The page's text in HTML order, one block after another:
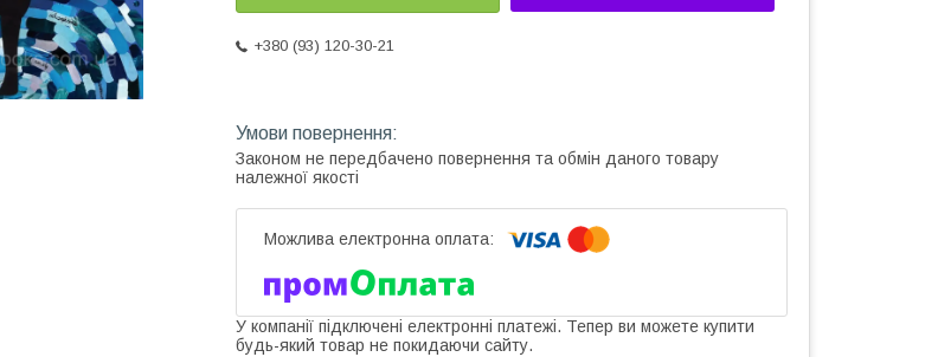
+380 (93) 120-30-21
Законом не передбачено повернення та обмін даного товару
належної якості
У компанії підключені електронні платежі. Тепер ви можете купити
будь-який товар не покидаючи сайту.